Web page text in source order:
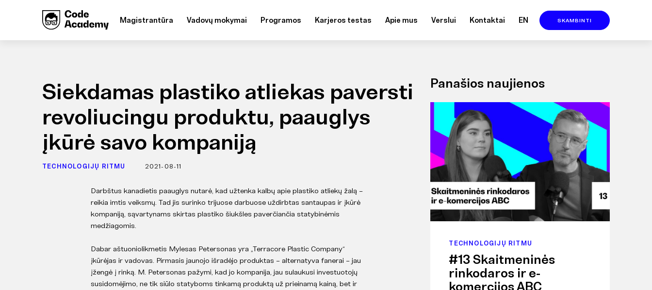
Magistrantūra Vadovų mokymai Programos Karjeros testas Apie mus Verslui Kontaktai EN SKAMBINTI
Siekdamas plastiko atliekas paversti
revoliucingu produktu, paauglys
įkūrė savo kompaniją
TECHNOLOGIJŲ RITMU 2021-08-11
Darbštus kanadietis paauglys nutarė, kad užtenka kalbų apie plastiko atliekų žalą –
reikia imtis veiksmų. Tad jis surinko trijuose darbuose uždirbtas santaupas ir įkūrė
kompaniją, sąvartynams skirtas plastiko šiukšles paverčiančia statybinėmis
medžiagomis.
Dabar aštuoniolikmetis Mylesas Petersonas yra „Terracore Plastic Company“
įkūrėjas ir vadovas. Pirmasis jaunojo išradėjo produktas – alternatyva fanerai – jau
įžengė į rinką. M. Petersonas pažymi, kad jo kompanija, jau sulaukusi investuotojų
susidomėjimo, ne tik siūlo statyboms tinkamą produktą už prieinamą kainą, bet ir
Panašios naujienos
TECHNOLOGIJŲ RITMU
#13 Skaitmeninės
rinkodaros ir e-
komercijos ABC